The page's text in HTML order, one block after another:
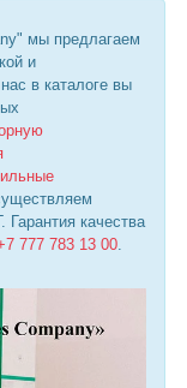
мы предлагаем
и
в каталоге вы
качества
777 783 13 00.